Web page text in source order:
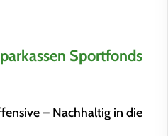
Sportfonds
– Nachhaltig in die